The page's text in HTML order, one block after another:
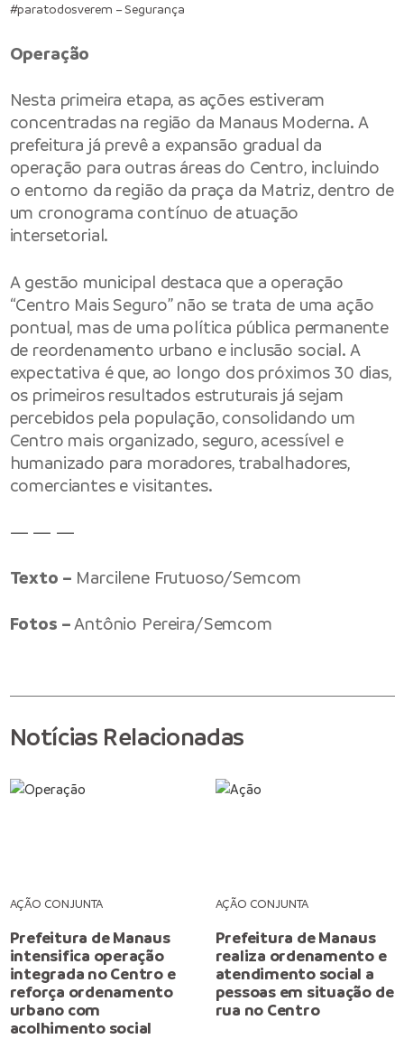
#paratodosverem – Segurança
Operação
Nesta primeira etapa, as ações estiveram
concentradas na região da Manaus Moderna. A
prefeitura já prevê a expansão gradual da
operação para outras áreas do Centro, incluindo
o entorno da região da praça da Matriz, dentro de
um cronograma contínuo de atuação
intersetorial.
A gestão municipal destaca que a operação
“Centro Mais Seguro” não se trata de uma ação
pontual, mas de uma política pública permanente
de reordenamento urbano e inclusão social. A
expectativa é que, ao longo dos próximos 30 dias,
os primeiros resultados estruturais já sejam
percebidos pela população, consolidando um
Centro mais organizado, seguro, acessível e
humanizado para moradores, trabalhadores,
comerciantes e visitantes.
— — —
Texto – Marcilene Frutuoso/Semcom
Fotos –Antônio Pereira/Semcom
Notícias Relacionadas
AÇÃO CONJUNTA
Prefeitura de Manaus
intensifica operação
integrada no Centro e
reforça ordenamento
urbano com
acolhimento social
AÇÃO CONJUNTA
Prefeitura de Manaus
realiza ordenamento e
atendimento social a
pessoas em situação de
rua no Centro